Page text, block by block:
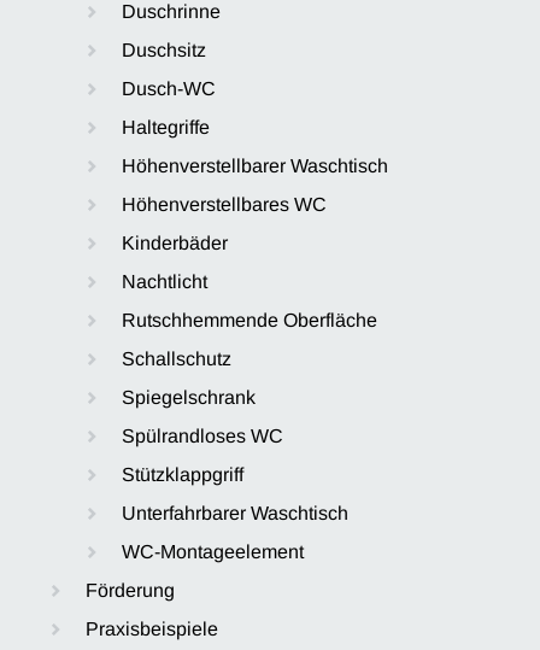
Duschrinne
Duschsitz
Dusch-WC
Haltegriffe
Höhenverstellbarer Waschtisch
Höhenverstellbares WC
Kinderbäder
Nachtlicht
Rutschhemmende Oberfläche
Schallschutz
Spiegelschrank
Spülrandloses WC
Stützklappgriff
Unterfahrbarer Waschtisch
WC-Montageelement
Förderung
Praxisbeispiele